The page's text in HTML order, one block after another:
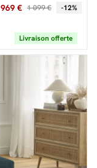
969 € 1 099 € -12%
Livraison offerte